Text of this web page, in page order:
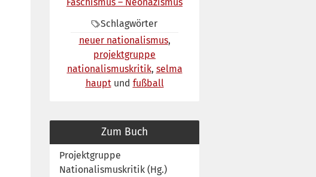
Schlagwörter
neuer nationalismus
projektgruppe
nationalismuskritik selma
haupt
fußball
Zum Buch
Projektgruppe
Nationalismuskritik (Hg.)